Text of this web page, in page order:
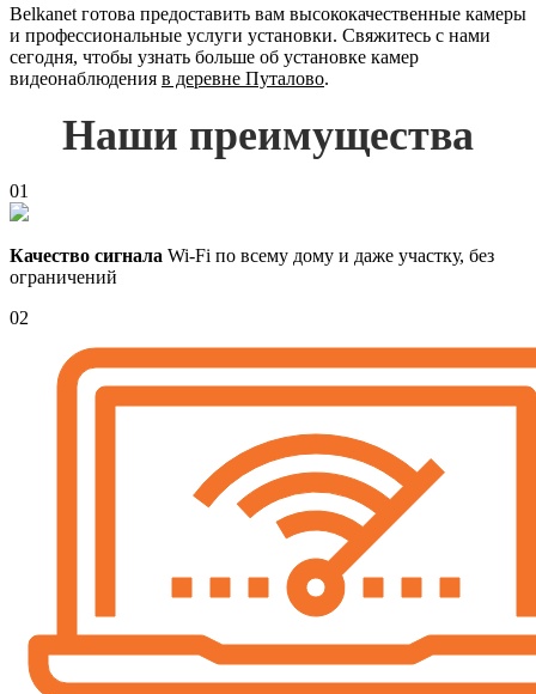
Belkanet готова предоставить вам высококачественные камеры
и профессиональные услуги установки. Свяжитесь с нами
сегодня, чтобы узнать больше об установке камер
видеонаблюдения в деревне Путалово.
Наши преимущества
01
Качество сигнала Wi-Fi по всему дому и даже участку, без
ограничений
02